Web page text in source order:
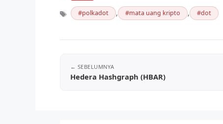
Tag polkadot , mata uang kripto , dot
Hedera Hashgraph (HBAR)